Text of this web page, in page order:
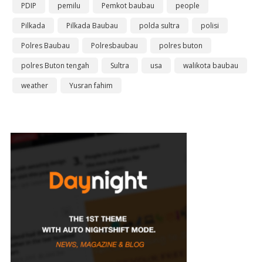
PDIP
pemilu Pemkot baubau
people
Pilkada
Pilkada Baubau polda sultra
polisi
Polres Baubau
Polresbaubau
polres buton
polres Buton tengah
Sultra usa
walikota baubau
weather
Yusran fahim